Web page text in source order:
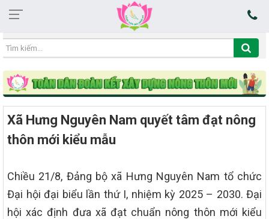
07:32:00 09/08/2026
Xã Hưng Nguyên Nam quyết tâm đạt nông
thôn mới kiểu mẫu
Chiều 21/8, Đảng bộ xã Hưng Nguyên Nam tổ chức
Đại hội đại biểu lần thứ I, nhiệm kỳ 2025 – 2030. Đại
hội xác định đưa xã đạt chuẩn nông thôn mới kiểu